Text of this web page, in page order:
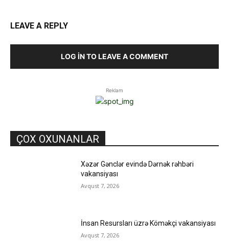
LEAVE A REPLY
LOG IN TO LEAVE A COMMENT
Reklam
ÇOX OXUNANLAR
Xəzər Gənclər evində Dərnək rəhbəri
vakansiyası
Avqust 7, 2026
İnsan Resursları üzrə Köməkçi vakansiyası
Avqust 7, 2026